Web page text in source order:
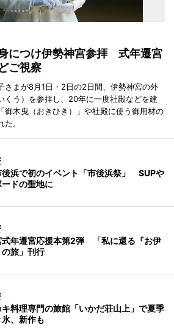
につけ伊勢神宮参拝 式年遷宮
ご視察
さまが8月1日・2日の2日間、伊勢神宮の外
くう）を参拝し、20年に一度社殿などを建
御木曳（おきひき）」や社殿に使う御用材の
。
後浜で初のイベント「市後浜祭」 SUPや
ードの聖地に
式年遷宮応援本第2弾 「私に還る『お伊
旅」刊行
料理専門の旅館「いかだ荘山上」で夏季
、新作も